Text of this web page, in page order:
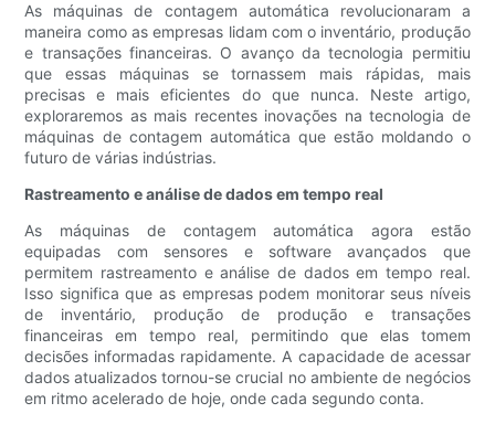
As máquinas de contagem automática revolucionaram a
maneira como as empresas lidam com o inventário, produção
e transações financeiras. O avanço da tecnologia permitiu
que essas máquinas se tornassem mais rápidas, mais
precisas e mais eficientes do que nunca. Neste artigo,
exploraremos as mais recentes inovações na tecnologia de
máquinas de contagem automática que estão moldando o
futuro de várias indústrias.
Rastreamento e análise de dados em tempo real
As máquinas de contagem automática agora estão
equipadas com sensores e software avançados que
permitem rastreamento e análise de dados em tempo real.
Isso significa que as empresas podem monitorar seus níveis
de inventário, produção de produção e transações
financeiras em tempo real, permitindo que elas tomem
decisões informadas rapidamente. A capacidade de acessar
dados atualizados tornou-se crucial no ambiente de negócios
em ritmo acelerado de hoje, onde cada segundo conta.